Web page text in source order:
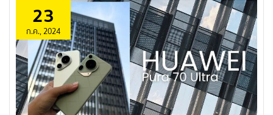
23
ก.ค., 2024